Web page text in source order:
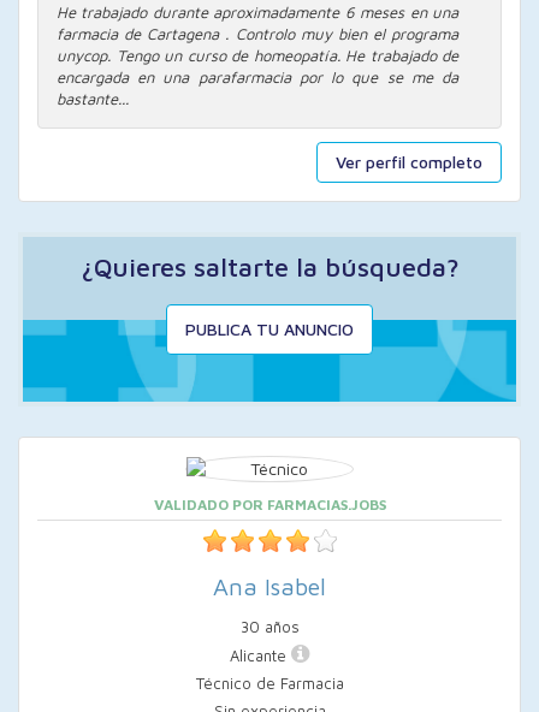
Ver perfil completo
He trabajado durante aproximadamente 6 meses en una
farmacia de Cartagena . Controlo muy bien el programa
unycop. Tengo un curso de homeopatía. He trabajado de
encargada en una parafarmacia por lo que se me da
bastante...
¿Quieres saltarte la búsqueda?
PUBLICA TU ANUNCIO
VALIDADO POR FARMACIAS.JOBS
Ana Isabel
30 años
Alicante
Técnico de Farmacia